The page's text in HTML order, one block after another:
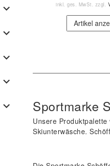
inkl. ges. MwSt. zzgl.
Artikel
Sportmarke
Unsere
Skiunterwäsche.